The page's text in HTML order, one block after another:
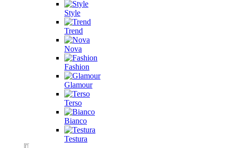
Style
Trend
Nova
Fashion
Glamour
Terso
Bianco
Testura